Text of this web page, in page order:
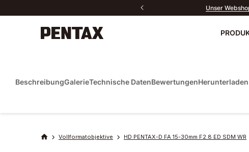
Unser
Kameras
Sport Optics
WR
BeschreibungGalerieTechnische DatenBewertungenHerunterladen
Vollformatobjektive HD PENTAX-D FA 15-30mm F2.8 ED SDM WR